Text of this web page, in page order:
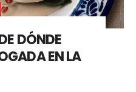
DÓNDE
EN LA